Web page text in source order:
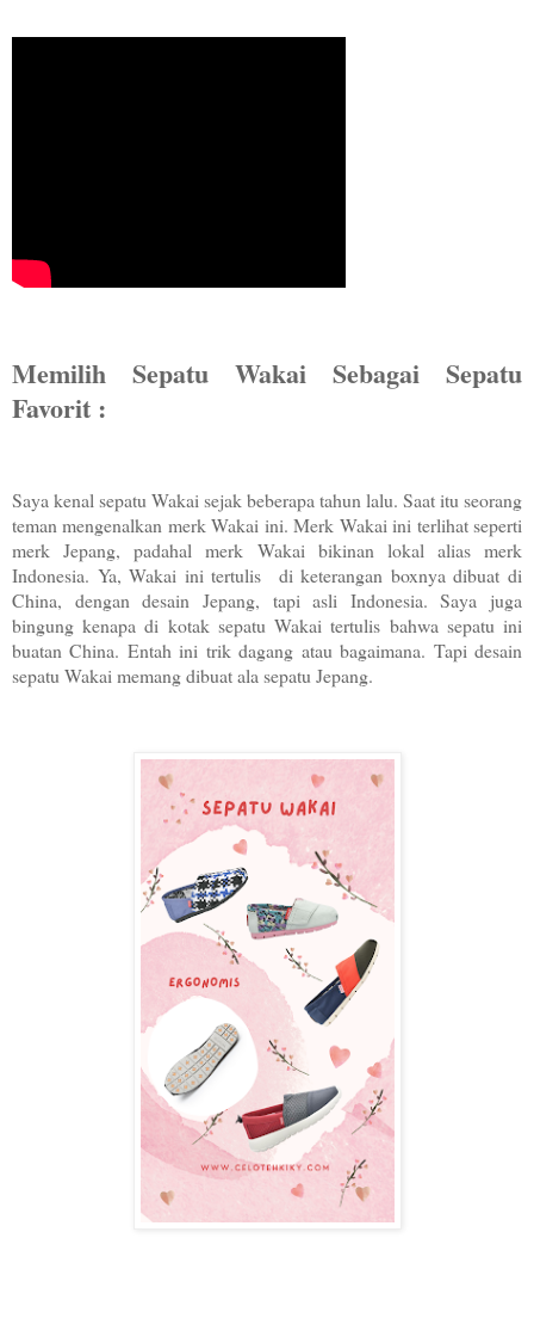
Memilih Sepatu Wakai Sebagai Sepatu
Favorit :
Saya kenal sepatu Wakai sejak beberapa tahun lalu. Saat itu seorang
teman mengenalkan merk Wakai ini. Merk Wakai ini terlihat seperti
merk Jepang, padahal merk Wakai bikinan lokal alias merk
Indonesia. Ya, Wakai ini tertulis di keterangan boxnya dibuat di
China, dengan desain Jepang, tapi asli Indonesia. Saya juga
bingung kenapa di kotak sepatu Wakai tertulis bahwa sepatu ini
buatan China. Entah ini trik dagang atau bagaimana. Tapi desain
sepatu Wakai memang dibuat ala sepatu Jepang.